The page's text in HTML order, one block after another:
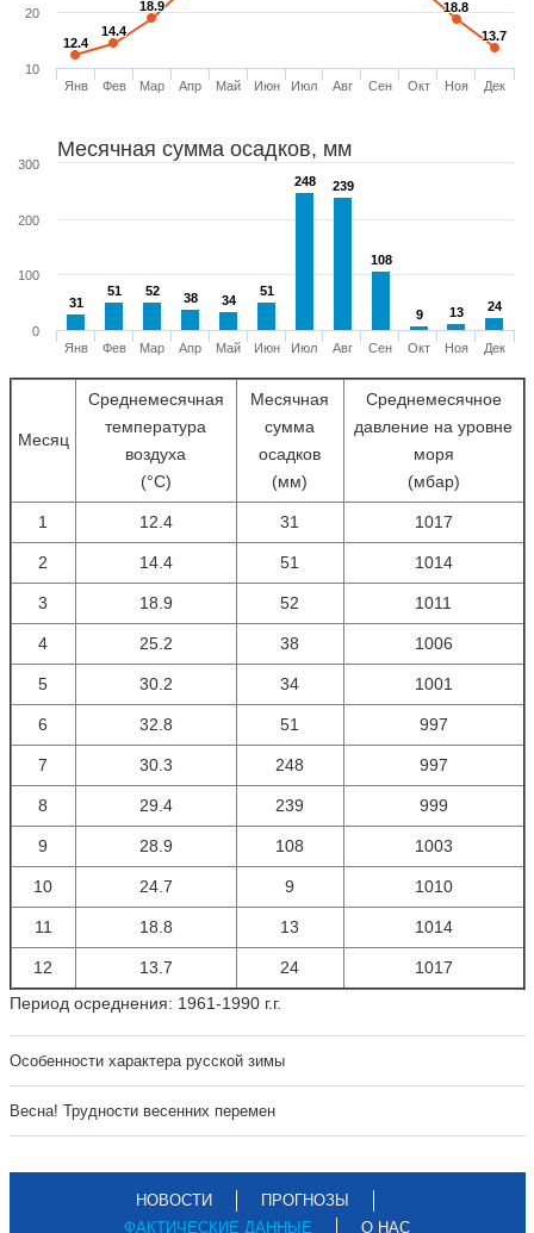
12.4
12.4
14.4
14.4
18.9
18.9 18.8
18.8
13.7
13.7
Янв Фев Мар Апр Май Июн Июл Авг Сен Окт Ноя Дек
10
20
Месячная сумма осадков, мм
31
31
51
51 52
52 38
38 34
34
51
51
248
248 239
239
108
108
9
9 13
13 24
24
Янв Фев Мар Апр Май Июн Июл Авг Сен Окт Ноя Дек
0
100
200
300
Месяц
Среднемесячная
температура
воздуха
(°С)
Месячная
сумма
осадков
(мм)
Среднемесячное
давление на уровне
моря
(мбар)
1 12.4 31 1017
2 14.4 51 1014
3 18.9 52 1011
4 25.2 38 1006
5 30.2 34 1001
6 32.8 51 997
7 30.3 248 997
8 29.4 239 999
9 28.9 108 1003
10 24.7 9 1010
11 18.8 13 1014
12 13.7 24
1017
Период осреднения: 1961-1990 г.г.
Особенности характера русской зимы
Весна! Трудности весенних перемен
НОВОСТИ
ПРОГНОЗЫ
ФАКТИЧЕСКИЕ ДАННЫЕ
О НАС